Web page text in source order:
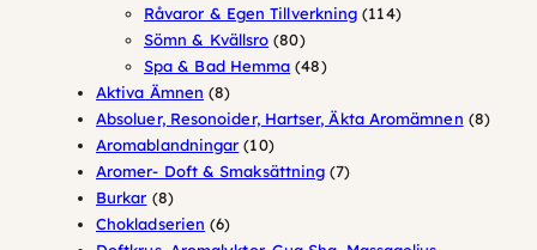
produkter
Råvaror & Egen Tillverkning 114114
Sömn & Kvällsro 8080
produkter
Spa & Bad Hemma 4848
Aktiva Ämnen 88
produkter
Absoluer, Resonoider, Hartser, Äkta Aromämnen 88
Aromablandningar 1010
produkter
Aromer- Doft & Smaksättning 77
Burkar 88
produkter
Chokladserien 66